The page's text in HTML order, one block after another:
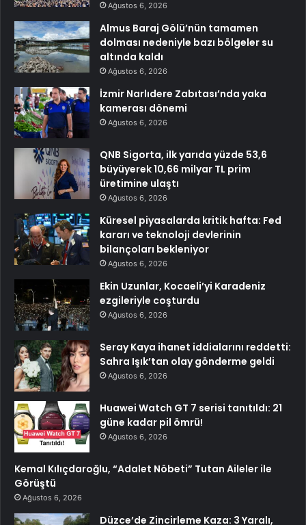
Ağustos 6, 2026
Almus Baraj Gölü’nün tamamen
dolması nedeniyle bazı bölgeler su
altında kaldı
Ağustos 6, 2026
İzmir Narlıdere Zabıtası’nda yaka
kamerası dönemi
Ağustos 6, 2026
QNB Sigorta, ilk yarıda yüzde 53,6
büyüyerek 10,66 milyar TL prim
üretimine ulaştı
Ağustos 6, 2026
Küresel piyasalarda kritik hafta: Fed
kararı ve teknoloji devlerinin
bilançoları bekleniyor
Ağustos 6, 2026
Ekin Uzunlar, Kocaeli’yi Karadeniz
ezgileriyle coşturdu
Ağustos 6, 2026
Seray Kaya ihanet iddialarını reddetti:
Sahra Işık’tan olay gönderme geldi
Ağustos 6, 2026
Huawei Watch GT 7 serisi tanıtıldı: 21
güne kadar pil ömrü!
Ağustos 6, 2026
Kemal Kılıçdaroğlu, “Adalet Nöbeti” Tutan Aileler ile
Görüştü
Ağustos 6, 2026
Düzce’de Zincirleme Kaza: 3 Yaralı,